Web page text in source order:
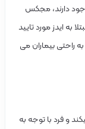
دارند، مجکس
ایدز مورد تایید
بیماران می
فرد با توجه به